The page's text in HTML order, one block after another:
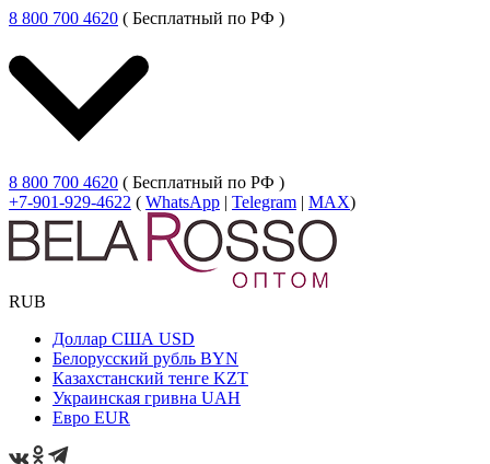
8 800 700 4620 ( Бесплатный по РФ )
8 800 700 4620 ( Бесплатный по РФ )
+7-901-929-4622 ( WhatsApp | Telegram | MAX)
RUB
Доллар США USD
Белорусский рубль BYN
Казахстанский тенге KZT
Украинская гривна UAH
Евро EUR